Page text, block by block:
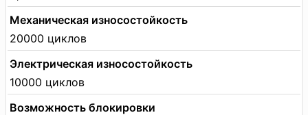
Механическая износостойкость
20000 циклов
Электрическая износостойкость
10000 циклов
Возможность блокировки